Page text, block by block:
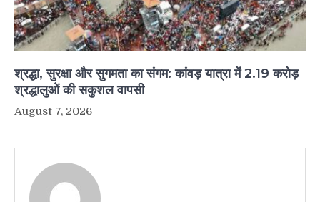
श्रद्धा, सुरक्षा और सुगमता का संगम: कांवड़ यात्रा में 2.19 करोड़
श्रद्धालुओं की सकुशल वापसी
August 7, 2026